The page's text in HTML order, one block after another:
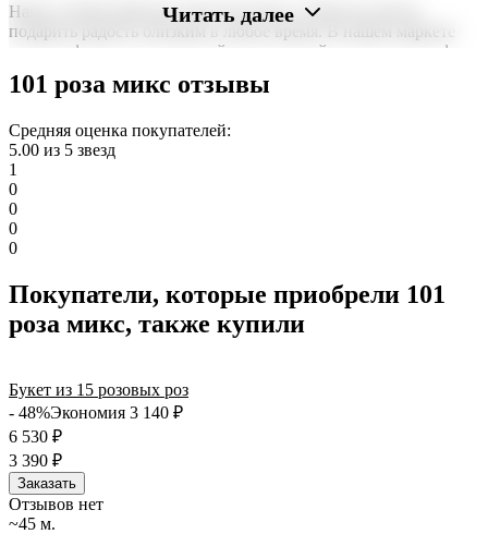
Наша служба работает круглосуточно, чтобы вы могли
подарить радость близким в любое время. В нашем маркете
можно оформить заказ онлайн с доставкой на дом или в офис
минут или день в день в удобный интервал. Если вам важно
вручить подарок ко времени, наш сервис доставки обеспечит
точность до минуты. Выбирайте, где купить и сколько стоит
подходящий вариант — быстрая доставка работает для вас
сегодня и ежедневно 24 часа в сутки.
Читать далее
101 роза микс отзывы
Средняя оценка покупателей:
5.00 из 5 звезд
1
0
0
0
0
Покупатели, которые приобрели 101
роза микс, также купили
Букет из 15 розовых роз
- 48%Экономия 3 140 ₽
6 530 ₽
3 390 ₽
Заказать
Отзывов нет
~45 м.